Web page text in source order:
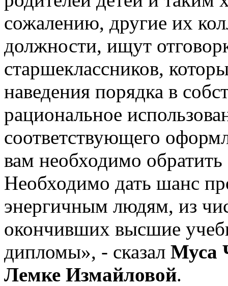
сожалению, другие их
должности, ищут
старшеклассников,
наведения порядка в
рациональное
соответствующего
вам необходимо
Необходимо дать шанс
энергичным людям, из
окончивших высшие
дипломы», - сказал Муса
Лемке Измайловой.